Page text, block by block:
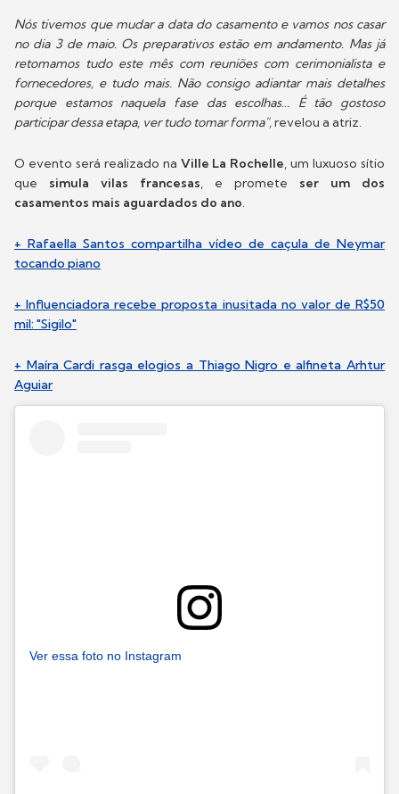
Nós tivemos que mudar a data do casamento e vamos nos casar
no dia 3 de maio. Os preparativos estão em andamento. Mas já
retomamos tudo este mês com reuniões com cerimonialista e
fornecedores, e tudo mais. Não consigo adiantar mais detalhes
porque estamos naquela fase das escolhas... É tão gostoso
participar dessa etapa, ver tudo tomar forma",revelou a atriz.
O evento será realizado na Ville La Rochelle, um luxuoso sítio
que simula vilas francesas, e promete ser um dos
casamentos mais aguardados do ano.
+ Rafaella Santos compartilha vídeo de caçula de Neymar
tocando piano
+ Influenciadora recebe proposta inusitada no valor de R$50
mil: "Sigilo"
+ Maíra Cardi rasga elogios a Thiago Nigro e alfineta Arhtur
Aguiar
Ver essa foto no Instagram